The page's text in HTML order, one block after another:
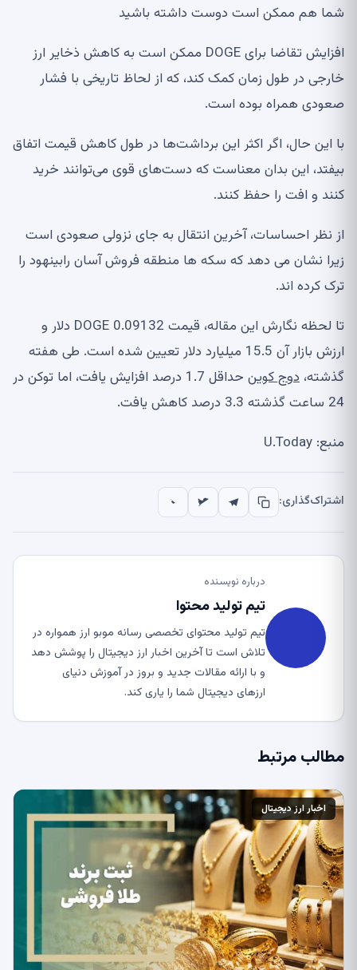
شما هم ممکن است دوست داشته باشید
افزایش تقاضا برای DOGE ممکن است به کاهش ذخایر ارز
خارجی در طول زمان کمک کند، که از لحاظ تاریخی با فشار
صعودی همراه بوده است.
با این حال، اگر اکثر این برداشت‌ها در طول کاهش قیمت اتفاق
بیفتد، این بدان معناست که دست‌های قوی می‌توانند خرید
کنند و افت را حفظ کنند.
از نظر احساسات، آخرین انتقال به جای نزولی صعودی است
زیرا نشان می دهد که سکه ها منطقه فروش آسان رابینهود را
ترک کرده اند.
تا لحظه نگارش این مقاله، قیمت DOGE 0.09132 دلار و
ارزش بازار آن 15.5 میلیارد دلار تعیین شده است. طی هفته
گذشته، دوج کوین
حداقل 1.7 درصد افزایش یافت، اما توکن در
24 ساعت گذشته 3.3 درصد کاهش یافت.
منبع: U.Today
اشتراک‌گذاری:
درباره نویسنده
تیم تولید محتوا
تیم تولید محتوای تخصصی رسانه موبو ارز همواره در
تلاش است تا آخرین اخبار ارز دیجیتال را پوشش دهد
و با ارائه مقالات جدید و بروز در آموزش دنیای
ارزهای دیجیتال شما را یاری کند.
مطالب مرتبط
اخبار ارز دیجیتال